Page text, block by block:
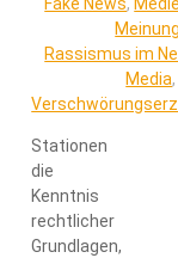
Fake News,
Rassismus im
Media,
Stationen
die
Kenntnis
rechtlicher
Grundlagen,